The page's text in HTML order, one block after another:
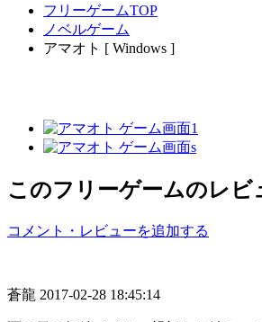
フリーゲームTOP
ノベルゲーム
アマオト [ Windows ]
このフリーゲームのレビ
コメント・レビューを追加する
蒼龍 2017-02-28 18:45:14